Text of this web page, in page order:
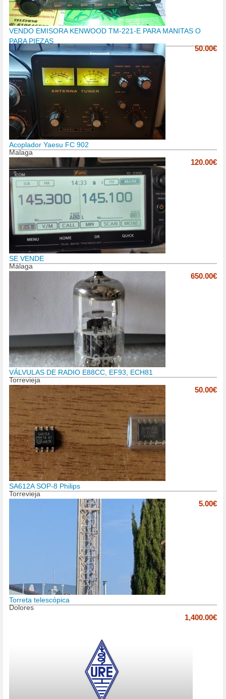
VENDO EMISORA KENWOOD TM-221-E PARA MANITAS O
PARA PIEZAS
50.00€
Acoplador Yaesu FC 902
Malaga
120.00€
SE VENDE
Málaga
650.00€
VÁLVULAS DE RADIO E88CC, EF93, ECH81
Torrevieja
50.00€
SA612A SOP-8 Philips
Torrevieja
5.00€
Torreta telescópica
Dolores
1,400.00€